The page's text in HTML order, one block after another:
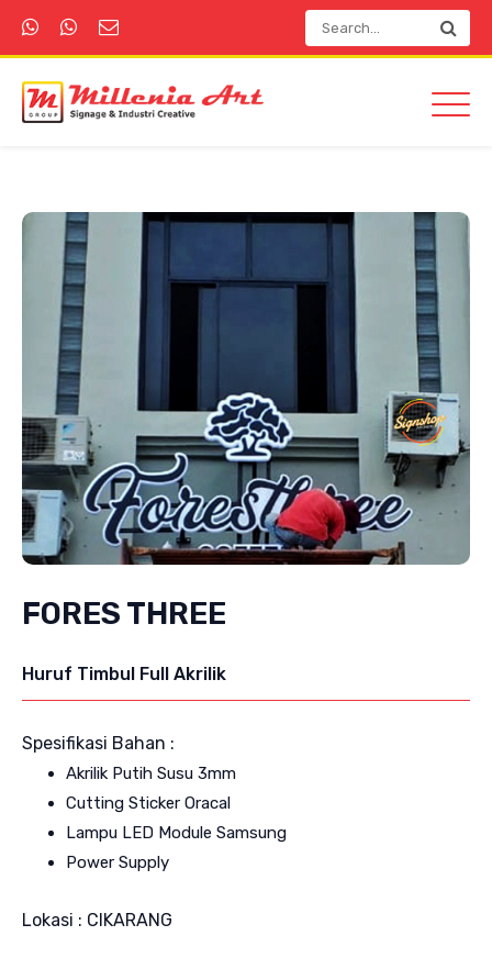
FORES THREE
Huruf Timbul Full Akrilik
Spesifikasi Bahan :
Akrilik Putih Susu 3mm
Cutting Sticker Oracal
Lampu LED Module Samsung
Power Supply
Lokasi : CIKARANG